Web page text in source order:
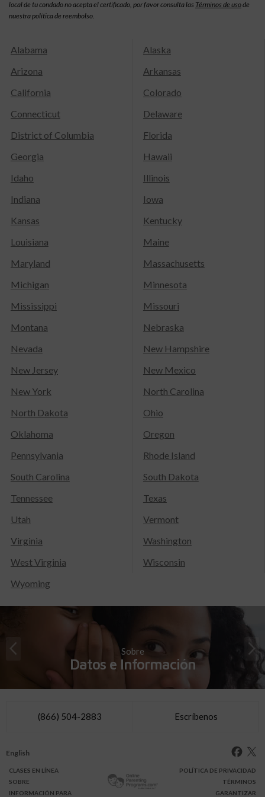
local de tu condado no acepta el certificado, por favor consulta las Términos de usode
nuestra política de reembolso.
Alabama
Alaska
Arizona
Arkansas
California
Colorado
Connecticut
Delaware
District of Columbia
Florida
Georgia
Hawaii
Idaho
Illinois
Indiana
Iowa
Kansas
Kentucky
Louisiana
Maine
Maryland
Massachusetts
Michigan
Minnesota
Mississippi
Missouri
Montana
Nebraska
Nevada
New Hampshire
New Jersey
New Mexico
New York
North Carolina
North Dakota
Ohio
Oklahoma
Oregon
Pennsylvania
Rhode Island
South Carolina
South Dakota
Tennessee
Texas
Utah
Vermont
Virginia
Washington
West Virginia
Wisconsin
Wyoming
Sobre
Datos e Información
(866) 504-2883 Escríbenos
English
CLASES EN LÍNEA
SOBRE
INFORMACIÓN PARA
POLÍTICA DE PRIVACIDAD
TÉRMINOS
GARANTIZAR